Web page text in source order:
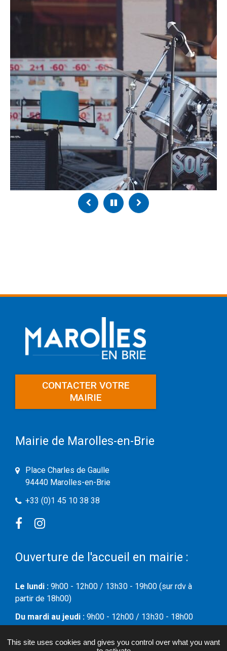
PrécédentPause Suivant
CONTACTER VOTRE
MAIRIE
Mairie de Marolles-en-Brie
Place Charles de Gaulle
94440 Marolles-en-Brie
+33 (0)1 45 10 38 38
FacebookInstagram
Ouverture de l'accueil en mairie :
Le lundi : 9h00 - 12h00 / 13h30 - 19h00 (sur rdv à
partir de 18h00)
Du mardi au jeudi : 9h00 - 12h00 / 13h30 - 18h00
This site uses cookies and gives you control over what you want